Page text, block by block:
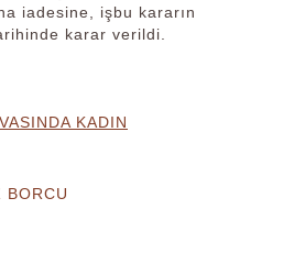
iadesine, işbu kararın
karar verildi.
KADIN
BORCU